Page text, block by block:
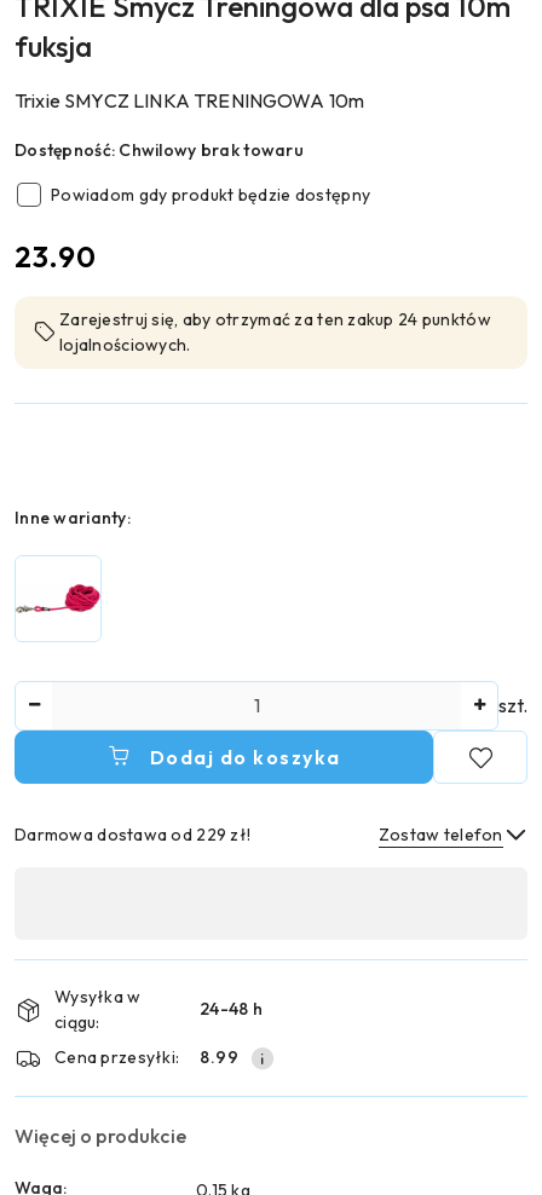
fuksja
Trixie SMYCZ LINKA TRENINGOWA 10m
Dostępność: Chwilowy brak towaru
Powiadom gdy produkt będzie dostępny
cena:
23.90
Zarejestruj się, aby otrzymać za ten zakup 24 punktów
lojalnościowych.
Wariant
Inne warianty:
szt.
Dodaj do koszyka
Darmowa dostawa od 229 zł! Zostaw telefon
płatność
dostawa
Wysyłka w
ciągu:
24-48 h
Cena przesyłki: 8.99
Więcej o produkcie
Waga: 0.15 kg